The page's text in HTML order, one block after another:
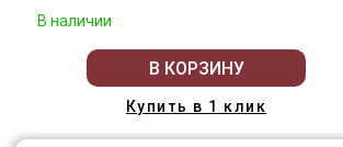
В наличии
В КОРЗИНУ
Купить в 1 клик